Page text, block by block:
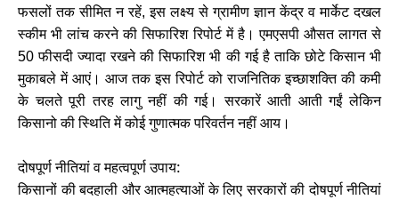
फसलों तक सीमित न रहें,इस लक्ष्य से ग्रामीण ज्ञान केंद्र व मार्केट दखल
स्कीम भी लांच करने की सिफारिश रिपोर्ट में है। एमएसपी औसत लागत से
50 फीसदी ज्यादा रखने की सिफारिश भी की गई है ताकि छोटे किसान भी
मुकाबले में आएं। आज तक इस रिपोर्ट को राजनितिक इच्छाशक्ति की कमी
के चलते पूरी तरह लागु नहीं की गई। सरकारें आती आती गईं लेकिन
किसानो की स्थिति में कोई गुणात्मक परिवर्तन नहीं आय।
दोषपूर्ण नीतियां व महत्वपूर्ण उपाय:
किसानों की बदहाली और आत्महत्याओं के लिए सरकारों की दोषपूर्ण नीतियां